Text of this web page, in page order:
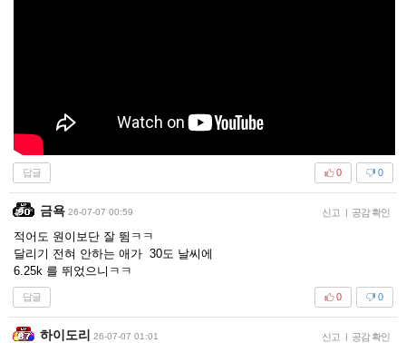
답글 0
0
금욕 26-07-07 00:59 신고 | 공감 확인
적어도 원이보단 잘 뜀ㅋㅋ
달리기 전혀 안하는 애가 30도 날씨에
6.25k 를 뛰었으니ㅋㅋ
답글 0
0
하이도리 26-07-07 01:01 신고 | 공감 확인